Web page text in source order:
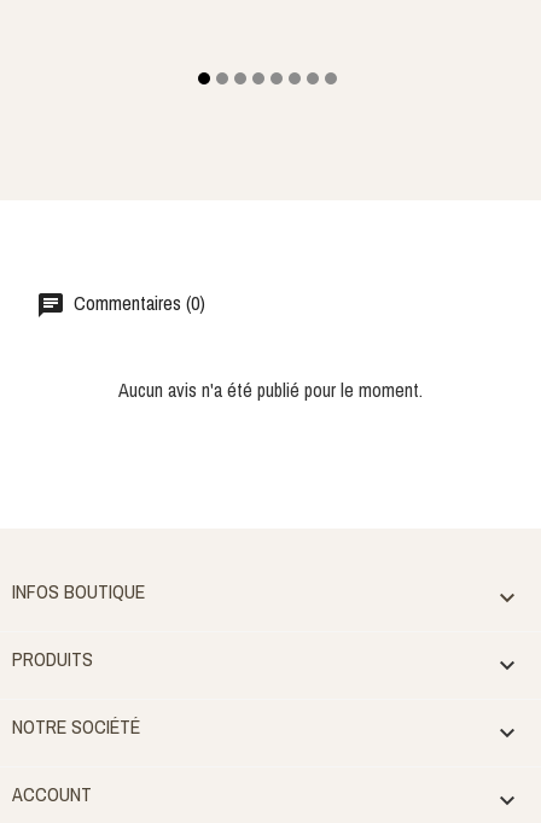
Commentaires (0)
Aucun avis n'a été publié pour le moment.
INFOS BOUTIQUE 
PRODUITS 
NOTRE SOCIÉTÉ 
ACCOUNT 